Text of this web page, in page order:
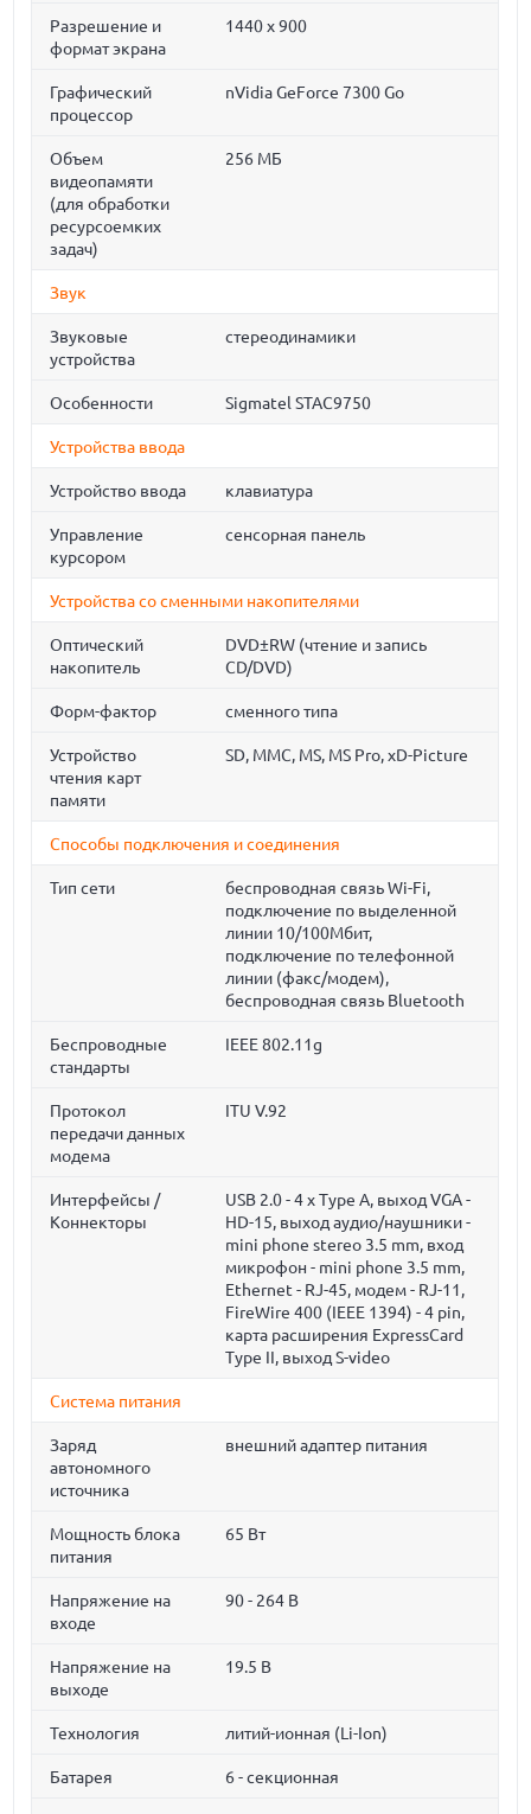
Разрешение и
формат экрана
1440 x 900
Графический
процессор
nVidia GeForce 7300 Go
Объем
видеопамяти
(для обработки
ресурсоемких
задач)
256 МБ
Звук
Звуковые
устройства
стереодинамики
Особенности Sigmatel STAC9750
Устройства ввода
Устройство ввода клавиатура
Управление
курсором
сенсорная панель
Устройства со сменными накопителями
Оптический
накопитель
DVD±RW (чтение и запись
CD/DVD)
Форм-фактор сменного типа
Устройство
чтения карт
памяти
SD, MMC, MS, MS Pro, xD-Picture
Способы подключения и соединения
Тип сети
беспроводная связь Wi-Fi,
подключение по выделенной
линии 10/100Мбит,
подключение по телефонной
линии (факс/модем),
беспроводная связь Bluetooth
Беспроводные
стандарты
IEEE 802.11g
Протокол
передачи данных
модема
ITU V.92
Интерфейсы /
Коннекторы
USB 2.0 - 4 x Type A, выход VGA -
HD-15, выход аудио/наушники -
mini phone stereo 3.5 mm, вход
микрофон - mini phone 3.5 mm,
Ethernet - RJ-45, модем - RJ-11,
FireWire 400 (IEEE 1394) - 4 pin,
карта расширения ExpressCard
Type II, выход S-video
Система питания
Заряд
автономного
источника
внешний адаптер питания
Мощность блока
питания
65 Вт
Напряжение на
входе
90 - 264 В
Напряжение на
выходе
19.5 В
Технология литий-ионная (Li-Ion)
Батарея 6 - секционная